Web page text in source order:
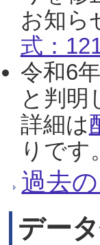
お知ら
式：
令和6
と判明
詳細は
りです
過去
デー